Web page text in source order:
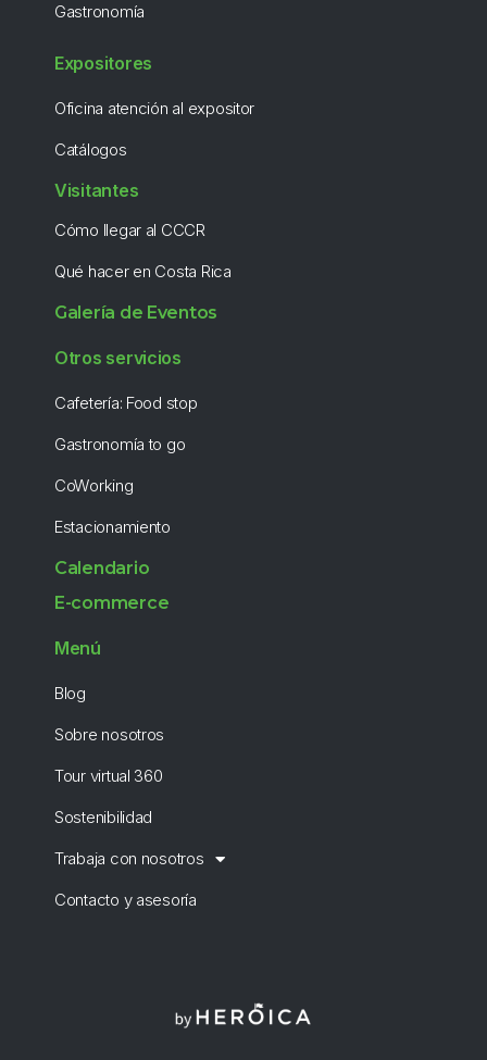
Gastronomía
Expositores
Oficina atención al expositor
Catálogos
Visitantes
Cómo llegar al CCCR
Qué hacer en Costa Rica
Galería de Eventos
Otros servicios
Cafetería: Food stop
Gastronomía to go
CoWorking
Estacionamiento
Calendario
E-commerce
Menú
Blog
Sobre nosotros
Tour virtual 360
Sostenibilidad
Trabaja con nosotros
Contacto y asesoría